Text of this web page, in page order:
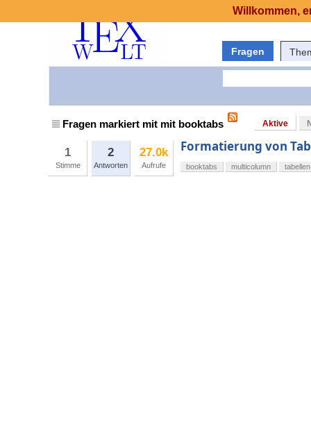
Fragen
Fragen markiert mit mit booktabs Aktive
1
Stimme
2
Antworten
27.0k
Aufrufe
Formatierung von
booktabs multicolumn tabellen
Willkommen,